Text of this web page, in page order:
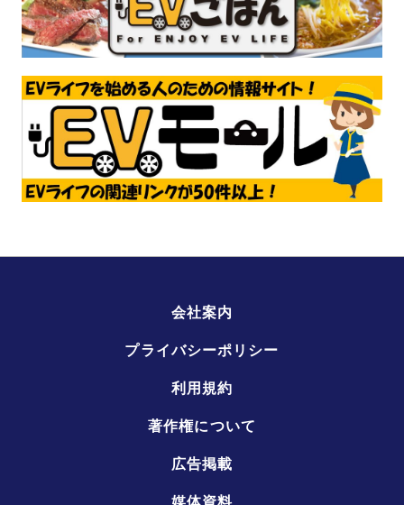
会社案内
プライバシーポリシー
利用規約
著作権について
広告掲載